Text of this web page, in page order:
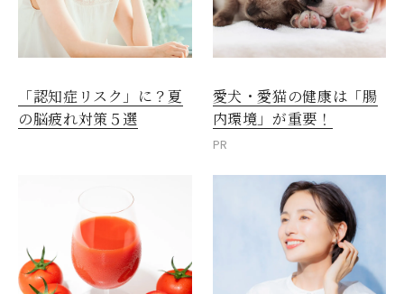
「認知症リスク」に？夏
の脳疲れ対策５選
愛犬・愛猫の健康は「腸
内環境」が重要！
PR